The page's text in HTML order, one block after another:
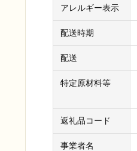
アレルギー表示
配送時期
配送
特定原材料等
返礼品コード
事業者名